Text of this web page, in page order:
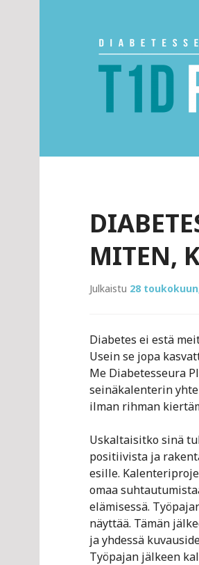
MITEN,
Julkaistu 28
Diabetes ei estä
Usein se jopa
Me Diabetesseura
seinäkalenterin
ilman rihman
Uskaltaisitko sinä
positiivista ja
esille.
omaa
elämisessä.
näyttää. Tämän
ja yhdessä
Työpajan jälkeen